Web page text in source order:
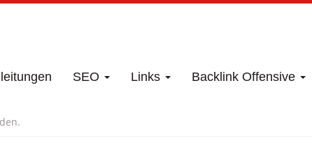
SEO Links Backlink Offensive